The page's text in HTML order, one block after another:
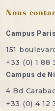
Nous
Campus
151
+33 (0) 1 88
Campus de
4 Bd
+33 (0) 4 12